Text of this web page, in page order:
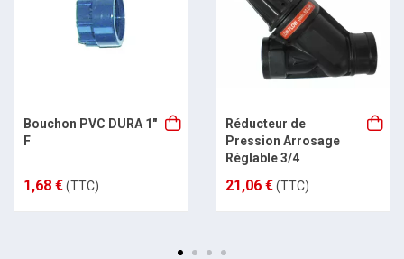
Bouchon PVC DURA 1"
F
1,68 €(TTC)
Réducteur de
Pression Arrosage
Réglable 3/4
21,06 €(TTC)